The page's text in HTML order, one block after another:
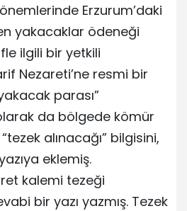
Erzurum’daki
yakacaklar ödeneği
ilgili bir yetkili
Nezareti’ne resmi bir
parası”
da bölgede kömür
alınacağı” bilgisini,
eklemiş.
kalemi tezeği
bir yazı yazmış. Tezek